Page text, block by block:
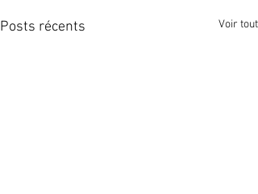
Posts récents Voir tout